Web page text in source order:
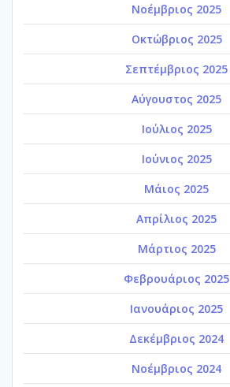
Νοέμβριος 2025
Οκτώβριος 2025
Σεπτέμβριος 2025
Αύγουστος 2025
Ιούλιος 2025
Ιούνιος 2025
Μάιος 2025
Απρίλιος 2025
Μάρτιος 2025
Φεβρουάριος 2025
Ιανουάριος 2025
Δεκέμβριος 2024
Νοέμβριος 2024